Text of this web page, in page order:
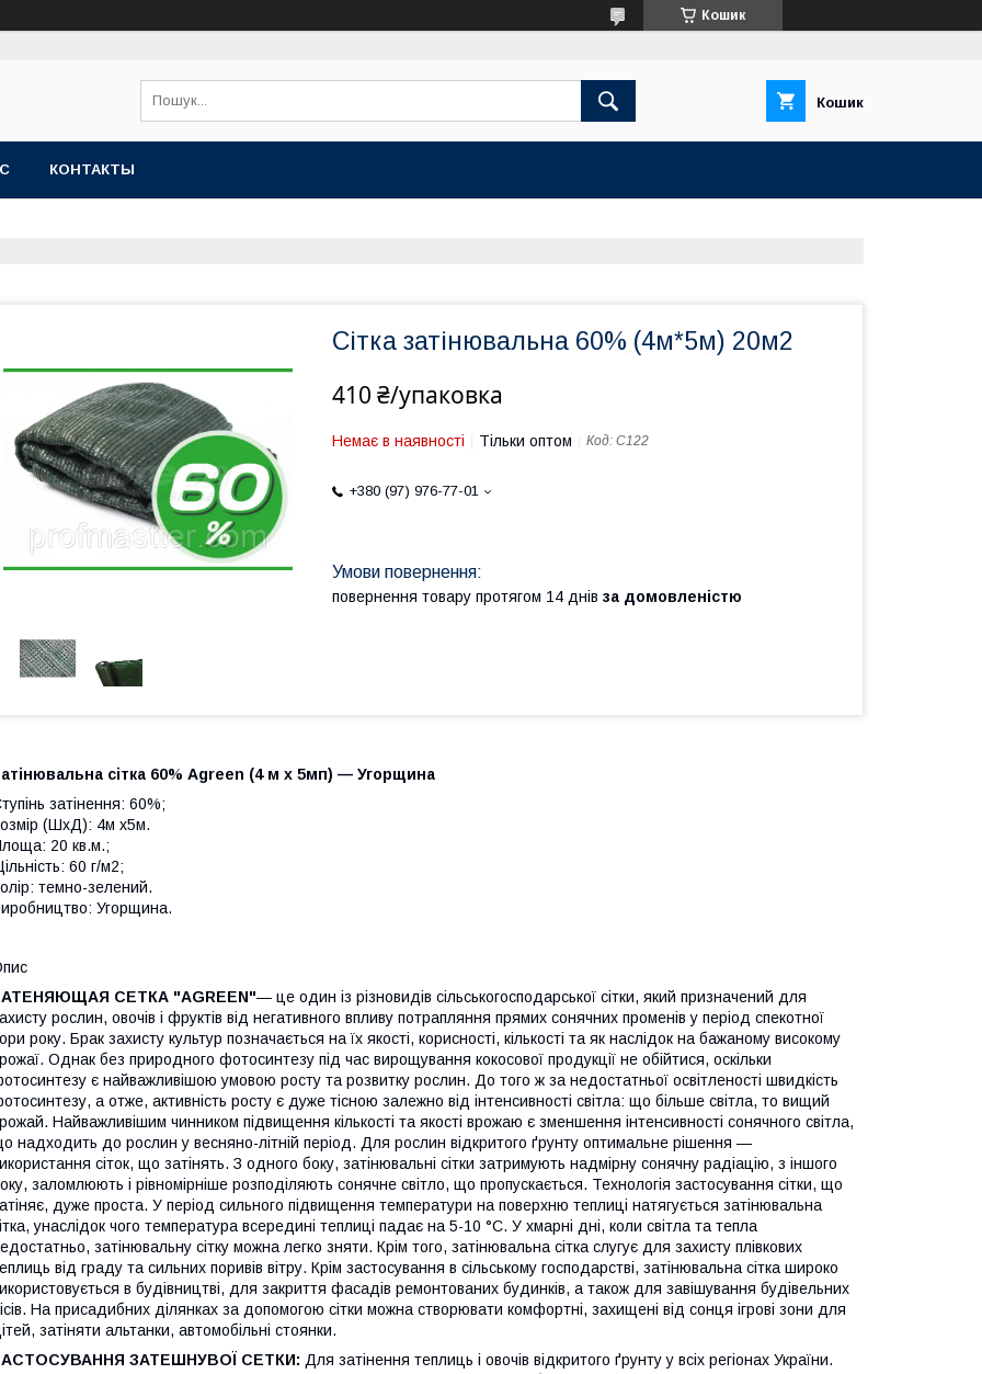
Кошик
Кошик
КОНТАКТЫ
Сітка затінювальна 60% (4м*5м) 20м2
410 ₴/упаковка
Немає в наявності Тільки оптом Код: С122
+380 (97) 976-77-01
повернення товару протягом 14 днів за домовленістю
сітка 60% Agreen (4 м х 5мп) — Угорщина
затінення: 60%;
(ШхД): 4м х5м.
20 кв.м.;
60 г/м2;
темно-зелений.
Угорщина.
СЕТКА "AGREEN"— це один із різновидів сільськогосподарської сітки, який призначений для
рослин, овочів і фруктів від негативного впливу потрапляння прямих сонячних променів у період спекотної
року. Брак захисту культур позначається на їх якості, корисності, кількості та як наслідок на бажаному високому
Однак без природного фотосинтезу під час вирощування кокосової продукції не обійтися, оскільки
є найважливішою умовою росту та розвитку рослин. До того ж за недостатньої освітленості швидкість
а отже, активність росту є дуже тісною залежно від інтенсивності світла: що більше світла, то вищий
Найважливішим чинником підвищення кількості та якості врожаю є зменшення інтенсивності сонячного світла,
надходить до рослин у весняно-літній період. Для рослин відкритого ґрунту оптимальне рішення —
сіток, що затінять. З одного боку, затінювальні сітки затримують надмірну сонячну радіацію, з іншого
заломлюють і рівномірніше розподіляють сонячне світло, що пропускається. Технологія застосування сітки, що
дуже проста. У період сильного підвищення температури на поверхню теплиці натягується затінювальна
унаслідок чого температура всередині теплиці падає на 5-10 °C. У хмарні дні, коли світла та тепла
затінювальну сітку можна легко зняти. Крім того, затінювальна сітка слугує для захисту плівкових
від граду та сильних поривів вітру. Крім застосування в сільському господарстві, затінювальна сітка широко
в будівництві, для закриття фасадів ремонтованих будинків, а також для завішування будівельних
На присадибних ділянках за допомогою сітки можна створювати комфортні, захищені від сонця ігрові зони для
затіняти альтанки, автомобільні стоянки.
ЗАТЕШНУВОЇ СЕТКИ: Для затінення теплиць і овочів відкритого ґрунту у всіх регіонах України.